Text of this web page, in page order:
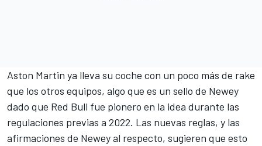
Aston Martin ya lleva su coche con un poco más de rake
que los otros equipos, algo que es un sello de Newey
dado que Red Bull fue pionero en la idea durante las
regulaciones previas a 2022. Las nuevas reglas, y las
afirmaciones de Newey al respecto, sugieren que esto